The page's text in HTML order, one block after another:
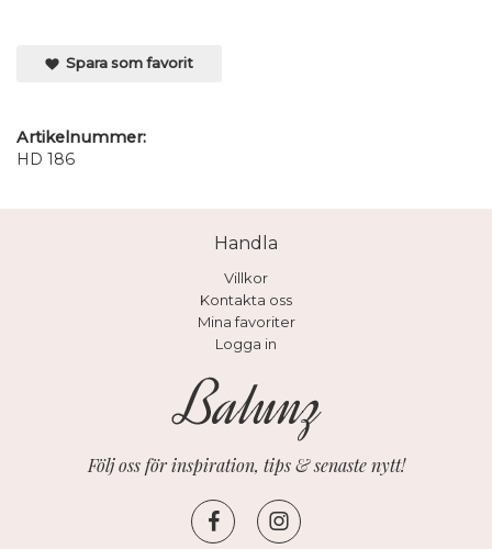
Spara som favorit
Artikelnummer:
HD 186
Handla
Villkor
Kontakta oss
Mina favoriter
Logga in
Följ oss för inspiration, tips & senaste nytt!